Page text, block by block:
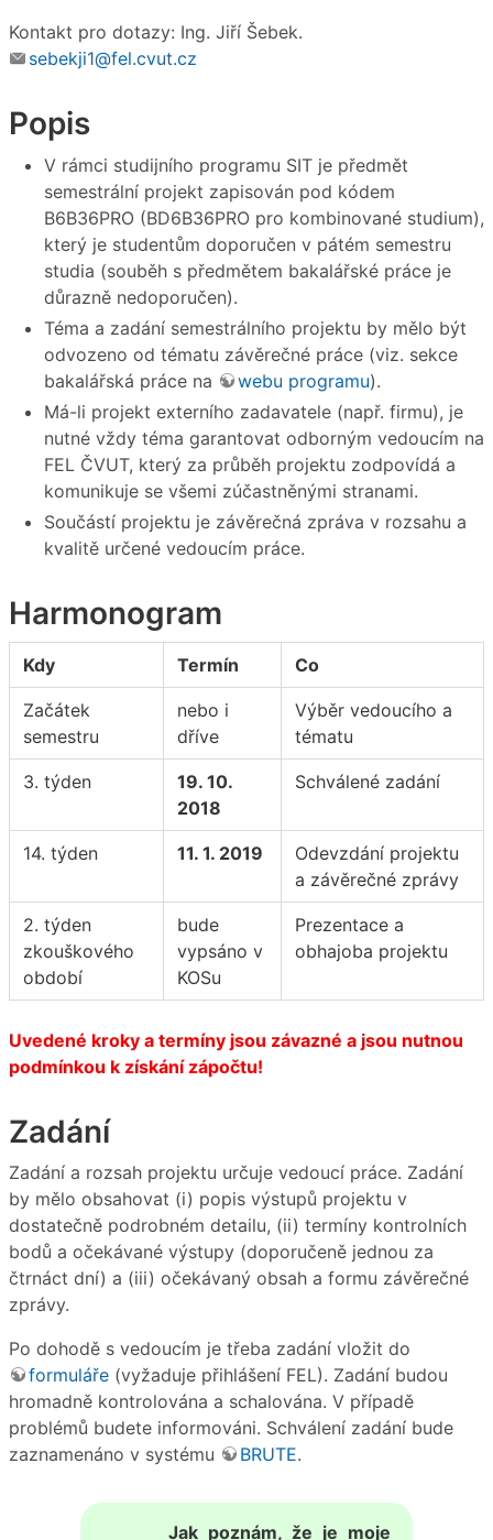
Kontakt pro dotazy: Ing. Jiří Šebek.
sebekji1@fel.cvut.cz
Popis
V rámci studijního programu SIT je předmět
semestrální projekt zapisován pod kódem
B6B36PRO (BD6B36PRO pro kombinované studium),
který je studentům doporučen v pátém semestru
studia (souběh s předmětem bakalářské práce je
důrazně nedoporučen).
Téma a zadání semestrálního projektu by mělo být
odvozeno od tématu závěrečné práce (viz. sekce
bakalářská práce na
webu programu).
Má-li projekt externího zadavatele (např. firmu), je
nutné vždy téma garantovat odborným vedoucím na
FEL ČVUT, který za průběh projektu zodpovídá a
komunikuje se všemi zúčastněnými stranami.
Součástí projektu je závěrečná zpráva v rozsahu a
kvalitě určené vedoucím práce.
Harmonogram
Kdy Termín Co
Začátek
semestru
nebo i
dříve
Výběr vedoucího a
tématu
3. týden
19. 10.
2018
Schválené zadání
14. týden 11. 1. 2019
Odevzdání projektu
a závěrečné zprávy
2. týden
zkouškového
období
bude
vypsáno v
KOSu
Prezentace a
obhajoba projektu
Uvedené kroky a termíny jsou závazné a jsou nutnou
podmínkou k získání zápočtu!
Zadání
Zadání a rozsah projektu určuje vedoucí práce. Zadání
by mělo obsahovat (i) popis výstupů projektu v
dostatečně podrobném detailu, (ii) termíny kontrolních
bodů a očekávané výstupy (doporučeně jednou za
čtrnáct dní) a (iii) očekávaný obsah a formu závěrečné
zprávy.
Po dohodě s vedoucím je třeba zadání vložit do
formuláře (vyžaduje přihlášení FEL). Zadání budou
hromadně kontrolována a schalována. V případě
problémů budete informováni. Schválení zadání bude
zaznamenáno v systému
BRUTE.
Jak poznám, že je moje